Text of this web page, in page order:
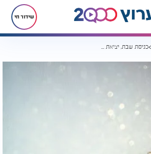
שידור חי
כניסת שבת, יציאת שבת - 7.5.21 פרשת בהר בחוקותי